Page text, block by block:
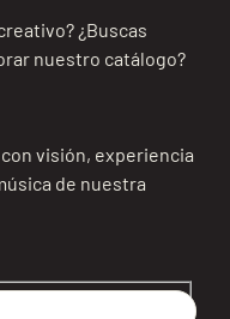
¿Buscas
nuestro catálogo?
visión, experiencia
de nuestra